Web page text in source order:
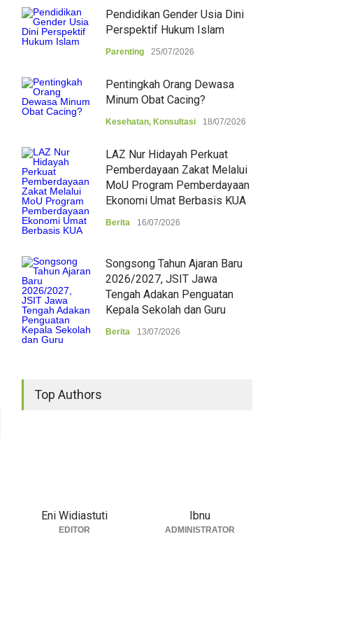
Pendidikan Gender Usia Dini
Perspektif Hukum Islam
Parenting 25/07/2026
Pentingkah Orang Dewasa
Minum Obat Cacing?
Kesehatan, Konsultasi 18/07/2026
LAZ Nur Hidayah Perkuat
Pemberdayaan Zakat Melalui
MoU Program Pemberdayaan
Ekonomi Umat Berbasis KUA
Berita 16/07/2026
Songsong Tahun Ajaran Baru
2026/2027, JSIT Jawa
Tengah Adakan Penguatan
Kepala Sekolah dan Guru
Berita 13/07/2026
Top Authors
Eni Widiastuti
EDITOR
Ibnu
ADMINISTRATOR